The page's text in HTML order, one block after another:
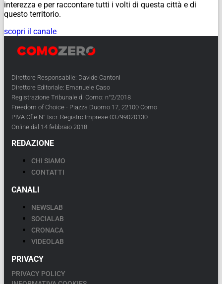
interezza e per raccontare tutti i volti di questa città e di
questo territorio.
scopri il canale
Direttore Responsabile: Davide Cantoni
Direttore Editoriale: Emanuele Caso
Registrazione Tribunale di Como: n°2/2018
Freedom of Choice - Piazza Duomo 17, 22100 Como
PIVA Cf e N° Iscr. Registro Imprese 03799020130
Online dal 14 febbraio 2018
REDAZIONE
CHI SIAMO
CONTATTI
CANALI
NEWSLAB
SOCIALAB
CRONACA
VIDEOLAB
PRIVACY
PRIVACY POLICY